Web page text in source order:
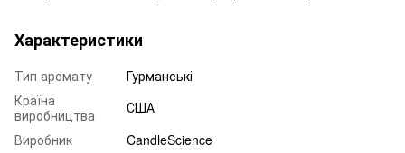
Характеристики
Тип аромату
Гурманські
Країна
виробництва
США
Виробник
CandleScience